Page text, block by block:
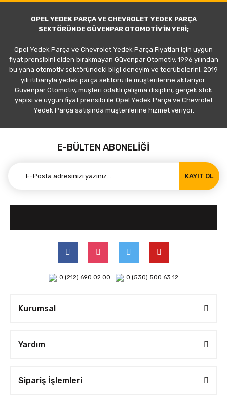
OPEL YEDEK PARÇA VE CHEVROLET YEDEK PARÇA
SEKTÖRÜNDE GÜVENPAR OTOMOTİV'İN YERİ;
Opel Yedek Parça ve Chevrolet Yedek Parça Fiyatları için uygun
fiyat prensibini elden bırakmayan Güvenpar Otomotiv, 1996 yılından
bu yana otomotiv sektöründeki bilgi deneyim ve tecrübelerini, 2019
yılı itibarıyla yedek parça sektörü ile müşterilerine aktarıyor.
Güvenpar Otomotiv, müşteri odaklı çalışma disiplini, gerçek stok
yapısı ve uygun fiyat prensibi ile Opel Yedek Parça ve Chevrolet
Yedek Parça satışında müşterilerine hizmet veriyor.
E-BÜLTEN ABONELİĞİ
KAYIT OL
0 (212) 690 02 00 0 (530) 500 63 12
Kurumsal
Yardım
Sipariş İşlemleri